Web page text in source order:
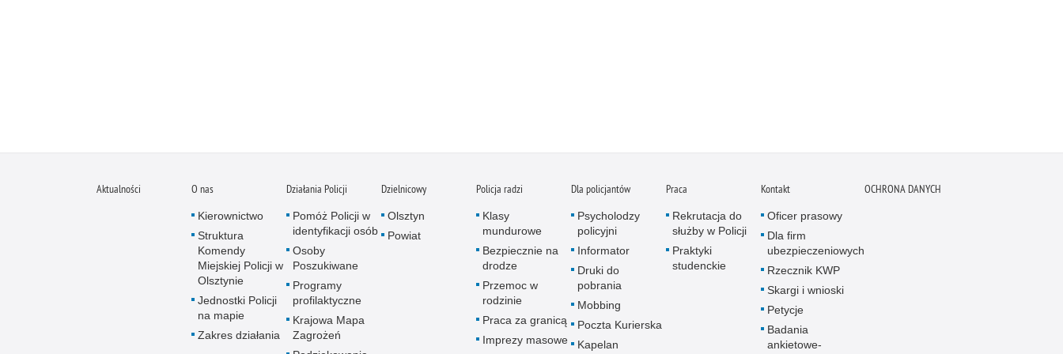
Aktualności O nas
Kierownictwo
Struktura
Komendy
Miejskiej Policji w
Olsztynie
Jednostki Policji
na mapie
Zakres działania
Działania Policji
Pomóż Policji w
identyfikacji osób
Osoby
Poszukiwane
Programy
profilaktyczne
Krajowa Mapa
Zagrożeń
Dzielnicowy
Olsztyn
Powiat
Policja radzi
Klasy
mundurowe
Bezpiecznie na
drodze
Przemoc w
rodzinie
Praca za granicą
Imprezy masowe
Dla policjantów
Psycholodzy
policyjni
Informator
Druki do
pobrania
Mobbing
Poczta Kurierska
Kapelan
Praca
Rekrutacja do
służby w Policji
Praktyki
studenckie
Kontakt
Oficer prasowy
Dla firm
ubezpieczeniowych
Rzecznik KWP
Skargi i wnioski
Petycje
Badania
ankietowe-
OCHRONA DANYCH